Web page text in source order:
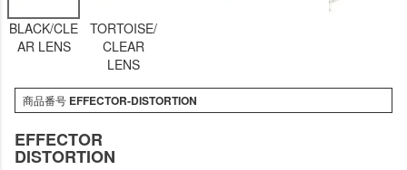
BLACK/CLE
AR LENS
TORTOISE/
CLEAR
LENS
商品番号 EFFECTOR-DISTORTION
EFFECTOR
DISTORTION